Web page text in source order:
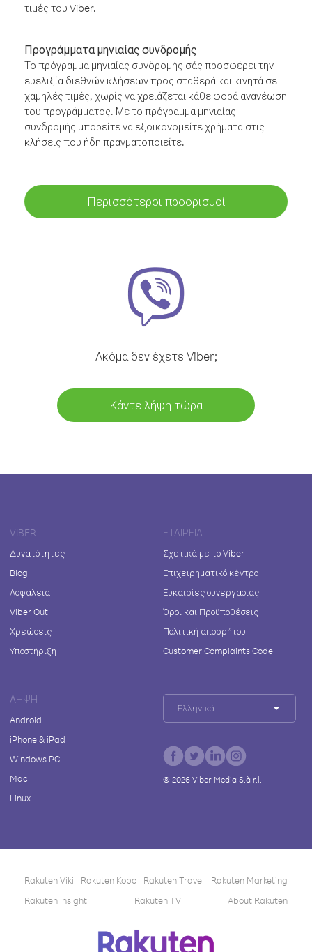
τιμές του Viber.
Προγράμματα μηνιαίας συνδρομής
Το πρόγραμμα μηνιαίας συνδρομής σάς προσφέρει την
ευελιξία διεθνών κλήσεων προς σταθερά και κινητά σε
χαμηλές τιμές, χωρίς να χρειάζεται κάθε φορά ανανέωση
του προγράμματος. Με το πρόγραμμα μηνιαίας
συνδρομής μπορείτε να εξοικονομείτε χρήματα στις
κλήσεις που ήδη πραγματοποιείτε.
Περισσότεροι προορισμοί
Ακόμα δεν έχετε Viber;
Κάντε λήψη τώρα
VIBER
Δυνατότητες
Blog
Ασφάλεια
Viber Out
Χρεώσεις
Υποστήριξη
ΕΤΑΙΡΕΊΑ
Σχετικά με το Viber
Επιχειρηματικό κέντρο
Ευκαιρίες συνεργασίας
Όροι και Προϋποθέσεις
Πολιτική απορρήτου
Customer Complaints Code
ΛΉΨΗ
Android
iPhone & iPad
Windows PC
Mac
Linux
Ελληνικά
© 2026Viber Media S.à r.l.
Rakuten Viki Rakuten Kobo Rakuten Travel
Rakuten Marketing
Rakuten Insight
Rakuten TV About Rakuten